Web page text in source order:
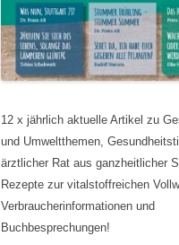
12 x jährlich aktuelle Artikel zu
und Umweltthemen,
ärztlicher Rat aus ganzheitlicher
Rezepte zur vitalstoffreichen
Verbraucherinformationen und
Buchbesprechungen!